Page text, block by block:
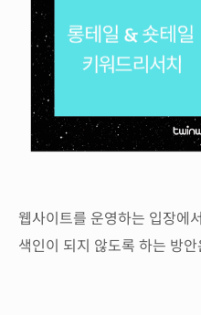
웹사이트를 운영하는 입장에
색인이 되지 않도록 하는 방